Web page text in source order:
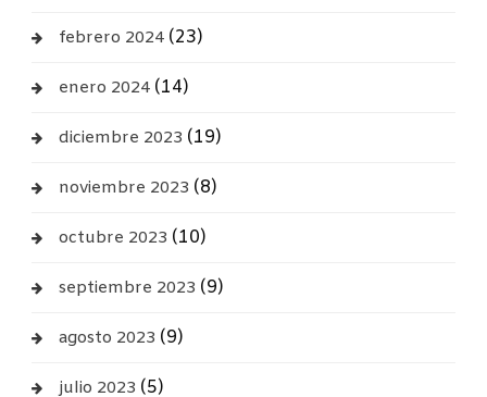
febrero 2024(23)
enero 2024(14)
diciembre 2023 (19)
noviembre 2023 (8)
octubre 2023 (10)
septiembre 2023 (9)
agosto 2023 (9)
julio 2023 (5)